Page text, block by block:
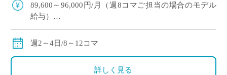
89,600～96,000円/月（週8コマご担当の場合のモデル
給与）
ル給与）
週2～4日/8～12コマ
詳しく見る